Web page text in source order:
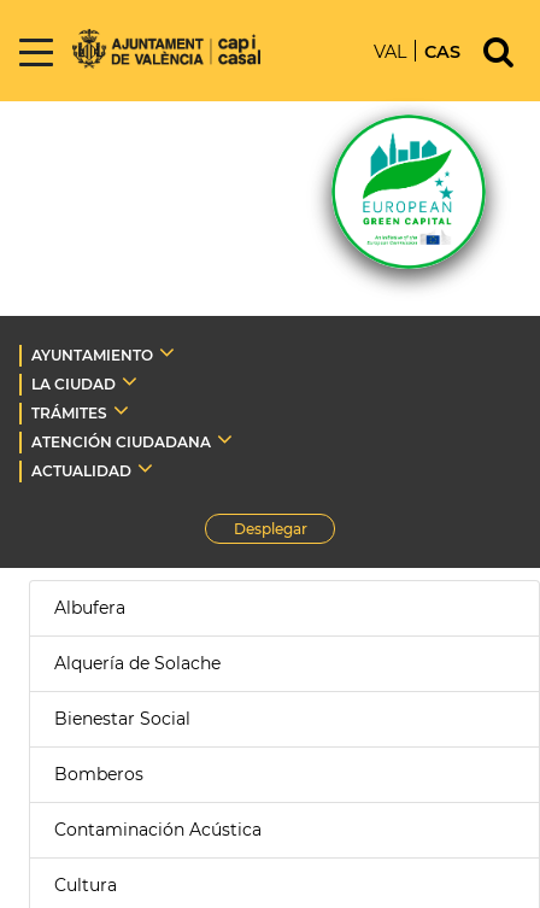
VAL CAS
AYUNTAMIENTO
LA CIUDAD
TRÁMITES
ATENCIÓN CIUDADANA
ACTUALIDAD
Desplegar
Albufera
Alquería de Solache
Bienestar Social
Bomberos
Contaminación Acústica
Cultura